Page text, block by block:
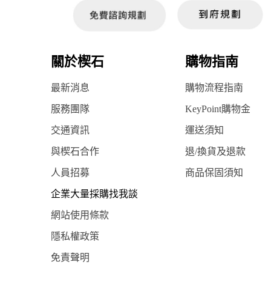
關於楔石 購物指南
最新消息 購物流程指南
服務團隊 KeyPoint購物金
交通資訊 運送須知
與楔石合作 退/換貨及退款
人員招募 商品保固須知
企業大量採購找我談
網站使用條款
隱私權政策
免責聲明